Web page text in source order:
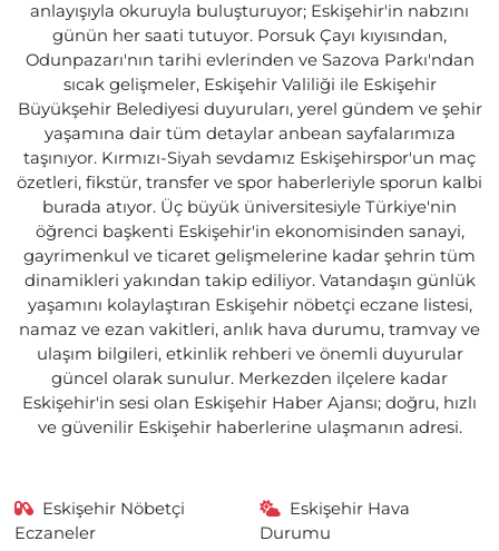
anlayışıyla okuruyla buluşturuyor; Eskişehir'in nabzını
günün her saati tutuyor. Porsuk Çayı kıyısından,
Odunpazarı'nın tarihi evlerinden ve Sazova Parkı'ndan
sıcak gelişmeler, Eskişehir Valiliği ile Eskişehir
Büyükşehir Belediyesi duyuruları, yerel gündem ve şehir
yaşamına dair tüm detaylar anbean sayfalarımıza
taşınıyor. Kırmızı-Siyah sevdamız Eskişehirspor'un maç
özetleri, fikstür, transfer ve spor haberleriyle sporun kalbi
burada atıyor. Üç büyük üniversitesiyle Türkiye'nin
öğrenci başkenti Eskişehir'in ekonomisinden sanayi,
gayrimenkul ve ticaret gelişmelerine kadar şehrin tüm
dinamikleri yakından takip ediliyor. Vatandaşın günlük
yaşamını kolaylaştıran Eskişehir nöbetçi eczane listesi,
namaz ve ezan vakitleri, anlık hava durumu, tramvay ve
ulaşım bilgileri, etkinlik rehberi ve önemli duyurular
güncel olarak sunulur. Merkezden ilçelere kadar
Eskişehir'in sesi olan Eskişehir Haber Ajansı; doğru, hızlı
ve güvenilir Eskişehir haberlerine ulaşmanın adresi.
Eskişehir Nöbetçi
Eczaneler
Eskişehir Hava
Durumu